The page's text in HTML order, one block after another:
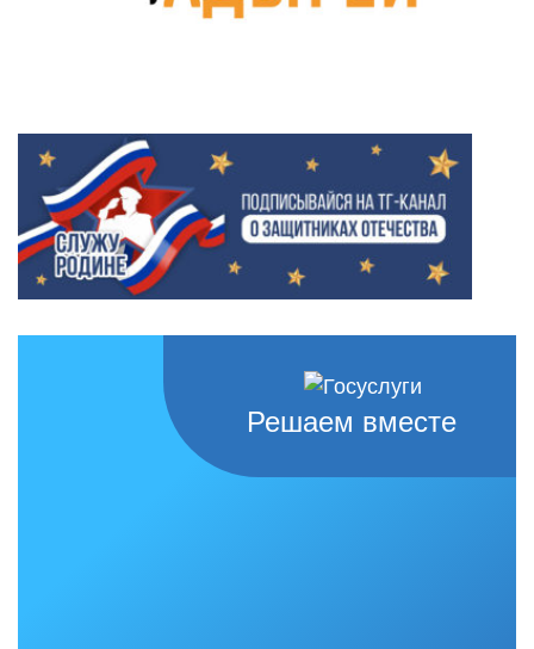
Решаем вместе